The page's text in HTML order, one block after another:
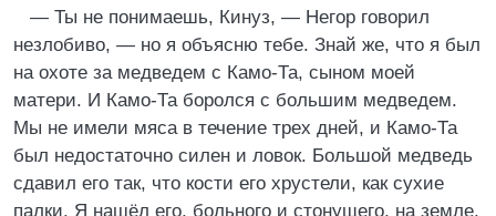
— Ты не понимаешь, Кинуз, — Негор говорил
незлобиво, — но я объясню тебе. Знай же, что я был
на охоте за медведем с Камо-Та, сыном моей
матери. И Камо-Та боролся с большим медведем.
Мы не имели мяса в течение трех дней, и Камо-Та
был недостаточно силен и ловок. Большой медведь
сдавил его так, что кости его хрустели, как сухие
палки. Я нашёл его, больного и стонущего, на земле.